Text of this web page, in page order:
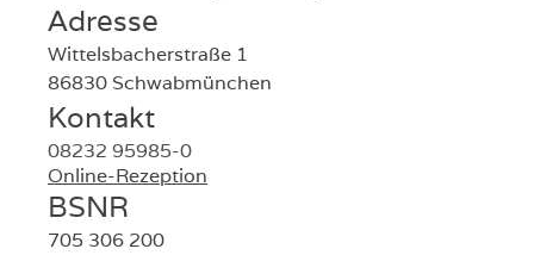
Adresse
Wittelsbacherstraße 1
86830 Schwabmünchen
Kontakt
08232 95985-0
Online-Rezeption
BSNR
705 306 200